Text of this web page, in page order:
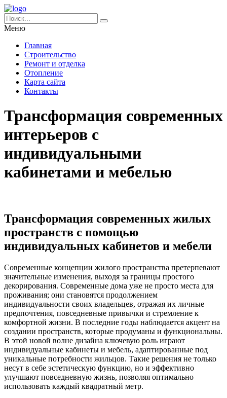
Меню
Главная
Строительство
Ремонт и отделка
Отопление
Карта сайта
Контакты
Трансформация современных
интерьеров с
индивидуальными
кабинетами и мебелью
Трансформация современных жилых
пространств с помощью
индивидуальных кабинетов и мебели
Современные концепции жилого пространства претерпевают
значительные изменения, выходя за границы простого
декорирования. Современные дома уже не просто места для
проживания; они становятся продолжением
индивидуальности своих владельцев, отражая их личные
предпочтения, повседневные привычки и стремление к
комфортной жизни. В последние годы наблюдается акцент на
создании пространств, которые продуманы и функциональны.
В этой новой волне дизайна ключевую роль играют
индивидуальные кабинеты и мебель, адаптированные под
уникальные потребности жильцов. Такие решения не только
несут в себе эстетическую функцию, но и эффективно
улучшают повседневную жизнь, позволяя оптимально
использовать каждый квадратный метр.